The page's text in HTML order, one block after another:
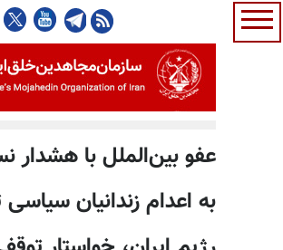
عفو بین‌الملل با هشدار
به اعدام زندانیان